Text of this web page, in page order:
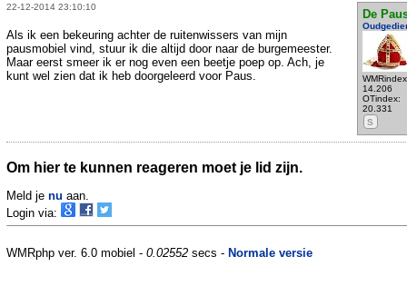
22-12-2014 23:10:10
De
14.206
OTindex:
20.331
S
Als ik een bekeuring achter de ruitenwissers van mijn
pausmobiel vind, stuur ik die altijd door naar de burgemeester.
Maar eerst smeer ik er nog even een beetje poep op. Ach, je
kunt wel zien dat ik heb doorgeleerd voor Paus.
Om hier te kunnen reageren moet je lid zijn.
Meld je nu aan.
Login via:
WMRphp ver. 6.0 mobiel - 0.02552 secs - Normale versie